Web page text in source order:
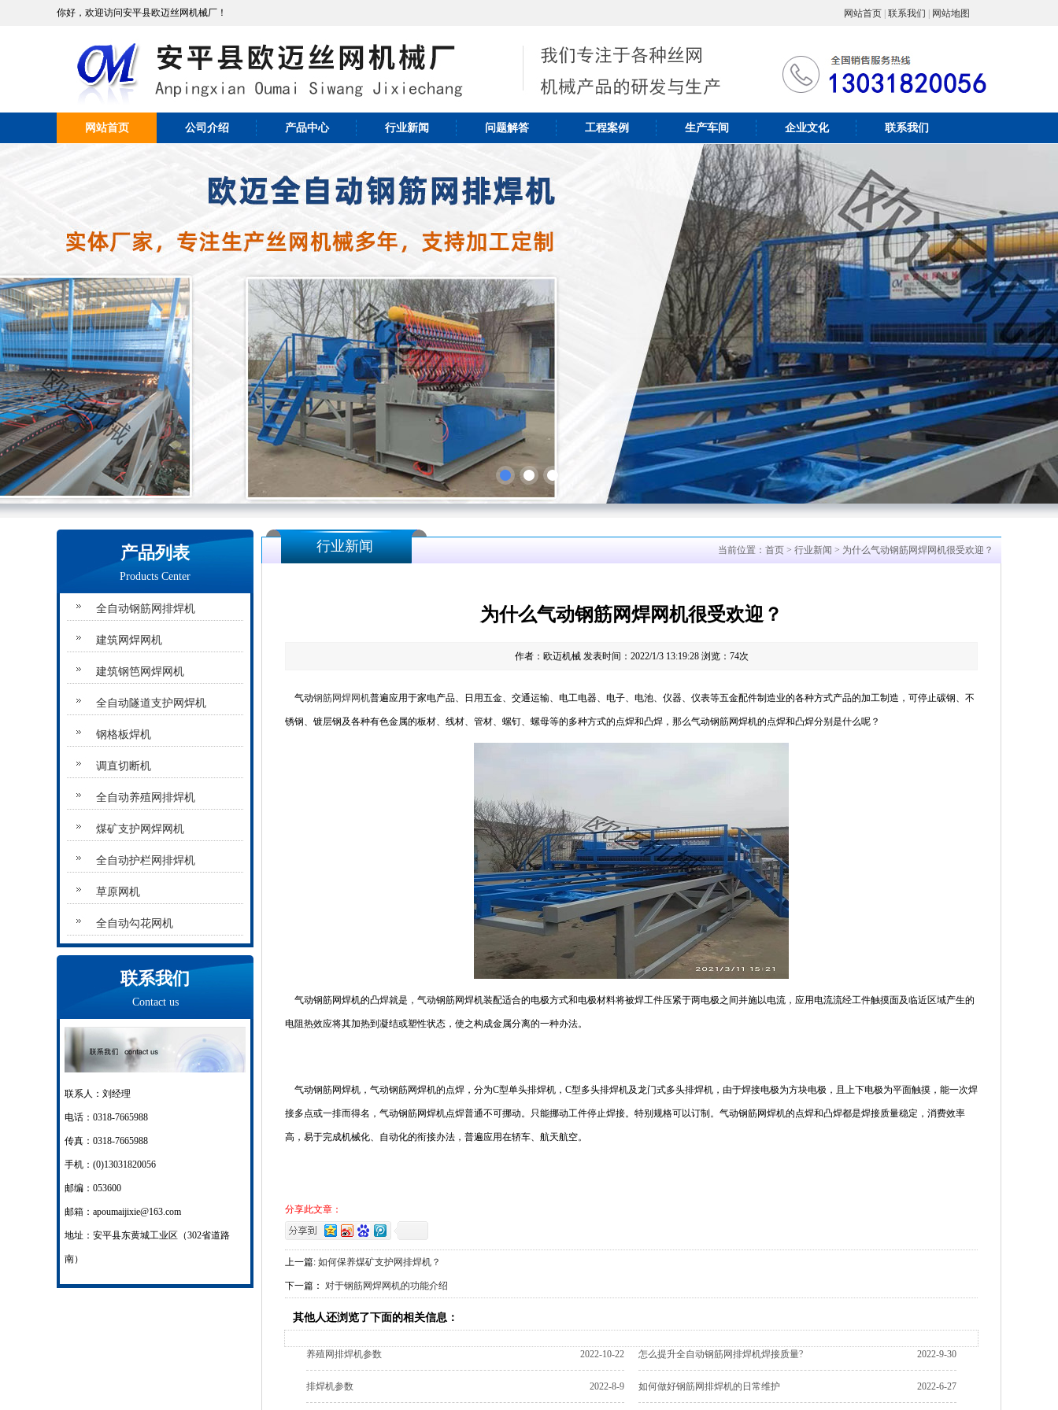
你好，欢迎访问安平县欧迈丝网机械厂！ 网站首页 联系我们 网站地图
网站首页 公司介绍 产品中心 行业新闻 问题解答 工程案例 生产车间 企业文化 联系我们
产品列表
Products Center
全自动钢筋网排焊机
建筑网焊网机
建筑钢笆网焊网机
全自动隧道支护网焊机
钢格板焊机
调直切断机
全自动养殖网排焊机
煤矿支护网焊网机
全自动护栏网排焊机
草原网机
全自动勾花网机
联系我们
Contact us
联系人：刘经理
电话：0318-7665988
传真：0318-7665988
手机：(0)13031820056
邮编：053600
邮箱：apoumaijixie@163.com
地址：安平县东黄城工业区（302省道路
南）
行业新闻 当前位置： 首页 > 行业新闻 > 为什么气动钢筋网焊网机​很受欢迎？
为什么气动钢筋网焊网机​很受欢迎？
作者：欧迈机械 发表时间：2022/1/3 13:19:28 浏览： 74次
气动钢筋网焊网机普遍应用于家电产品、日用五金、交通运输、电工电器、电子、电池、仪器、仪表等五金配件制造业的各种方式产品的加工制造，可停止碳钢、不
锈钢、镀层钢及各种有色金属的板材、线材、管材、螺钉、螺母等的多种方式的点焊和凸焊，那么气动钢筋网焊机的点焊和凸焊分别是什么呢？
气动钢筋网焊机的凸焊就是，气动钢筋网焊机装配适合的电极方式和电极材料将被焊工件压紧于两电极之间并施以电流，应用电流流经工件触摸面及临近区域产生的
电阻热效应将其加热到凝结或塑性状态，使之构成金属分离的一种办法。
气动钢筋网焊机，气动钢筋网焊机的点焊，分为C型单头排焊机，C型多头排焊机及龙门式多头排焊机，由于焊接电极为方块电极，且上下电极为平面触摸，能一次焊
接多点或一排而得名，气动钢筋网焊机点焊普通不可挪动。只能挪动工件停止焊接。特别规格可以订制。气动钢筋网焊机的点焊和凸焊都是焊接质量稳定，消费效率
高，易于完成机械化、自动化的衔接办法，普遍应用在轿车、航天航空。
分享此文章：
上一篇: 如何保养煤矿支护网排焊机​？
下一篇： 对于钢筋网焊网机的功能介绍
其他人还浏览了下面的相关信息：
2022-10-22
养殖网排焊机参数 2022-9-30
怎么提升全自动钢筋网排焊机焊接质量?
2022-8-9
排焊机参数 2022-6-27
如何做好钢筋网排焊机的日常维护